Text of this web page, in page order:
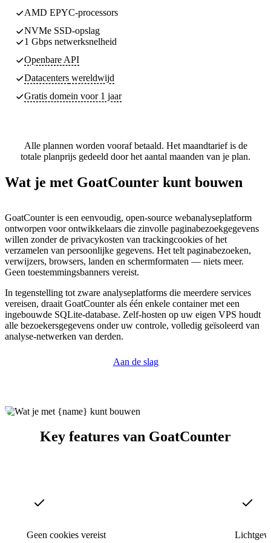
AMD EPYC-processors
NVMe SSD-opslag
1 Gbps netwerksnelheid
Openbare API
Datacenters wereldwijd
Gratis domein voor 1 jaar
Alle plannen worden vooraf betaald. Het maandtarief is de
totale planprijs gedeeld door het aantal maanden van je plan.
Wat je met GoatCounter kunt bouwen
GoatCounter is een eenvoudig, open-source webanalyseplatform
ontworpen voor ontwikkelaars die zinvolle paginabezoekgegevens
willen zonder de privacykosten van trackingcookies of het
verzamelen van persoonlijke gegevens. Het telt paginabezoeken,
verwijzers, browsers, landen en schermformaten — niets meer.
Geen toestemmingsbanners vereist.
In tegenstelling tot zware analyseplatforms die meerdere services
vereisen, draait GoatCounter als één enkele container met een
ingebouwde SQLite-database. Zelf-hosten op uw eigen VPS houdt
alle bezoekersgegevens onder uw controle, volledig geïsoleerd van
analyse-netwerken van derden.
Aan de slag
Key features van GoatCounter
Geen cookies vereist